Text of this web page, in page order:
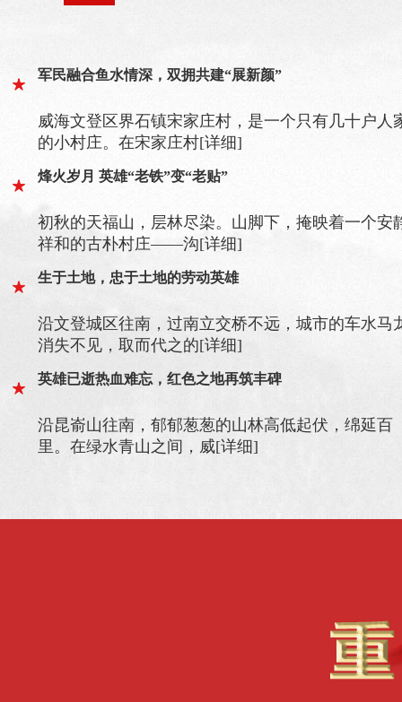
军民融合鱼水情深，双拥共建“展新颜”
威海文登区界石镇宋家庄村，是一个只有几十户人
的小村庄。在宋家庄村[详细]
烽火岁月 英雄“老铁”变“老贴”
初秋的天福山，层林尽染。山脚下，掩映着一个安
祥和的古朴村庄——沟[详细]
生于土地，忠于土地的劳动英雄
沿文登城区往南，过南立交桥不远，城市的车水马
消失不见，取而代之的[详细]
英雄已逝热血难忘，红色之地再筑丰碑
沿昆嵛山往南，郁郁葱葱的山林高低起伏，绵延百
里。在绿水青山之间，威[详细]